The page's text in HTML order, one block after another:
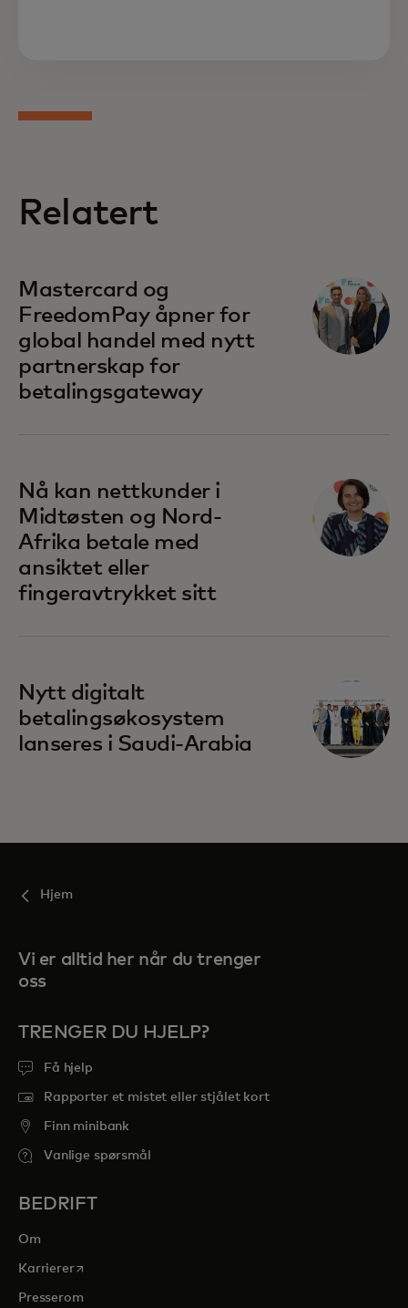
Relatert
Mastercard og
FreedomPay åpner for
global handel med nytt
partnerskap for
betalingsgateway
Nå kan nettkunder i
Midtøsten og Nord-
Afrika betale med
ansiktet eller
fingeravtrykket sitt
opens in a new tab
Nytt digitalt
betalingsøkosystem
lanseres i Saudi-Arabia
Hjem
Vi er alltid her når du trenger
oss
TRENGER DU HJELP?
Få hjelp
Rapporter et mistet eller stjålet kort
Finn minibank
Vanlige spørsmål
BEDRIFT
Om
Karriereropens in a new tab
Presserom